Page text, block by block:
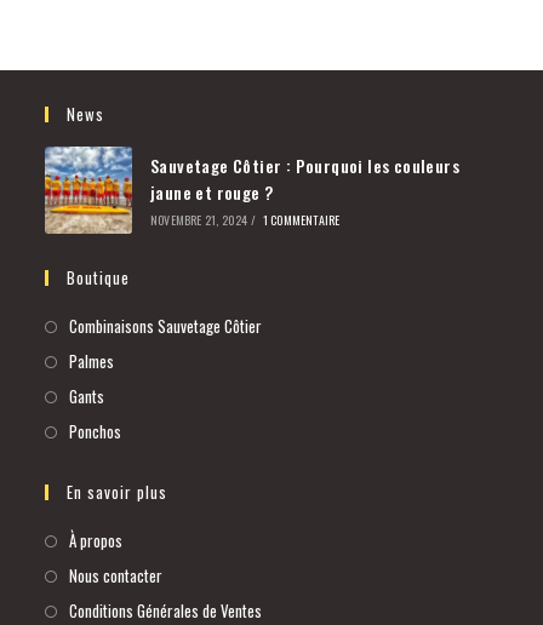
News
Sauvetage Côtier : Pourquoi les couleurs
jaune et rouge ?
NOVEMBRE 21, 2024 / 1 COMMENTAIRE
Boutique
Combinaisons Sauvetage Côtier
Palmes
Gants
Ponchos
En savoir plus
À propos
Nous contacter
Conditions Générales de Ventes